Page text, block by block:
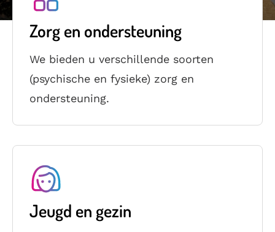
Zorg en ondersteuning
We bieden u verschillende soorten
(psychische en fysieke) zorg en
ondersteuning.
Jeugd en gezin